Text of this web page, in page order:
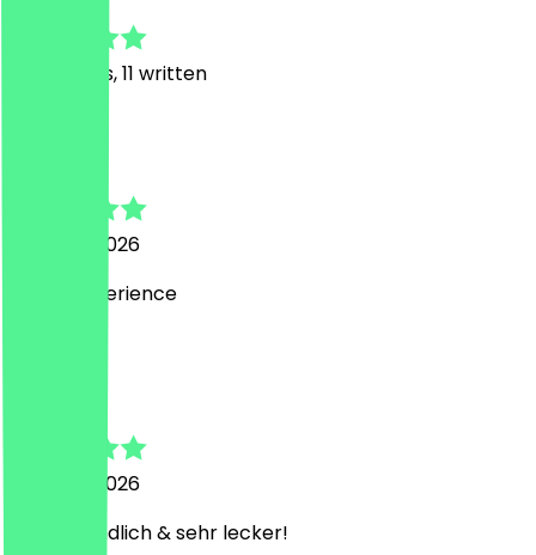
Reviews, 11 written
2 August 2026
Great experience
2 August 2026
Sehr freundlich & sehr lecker!